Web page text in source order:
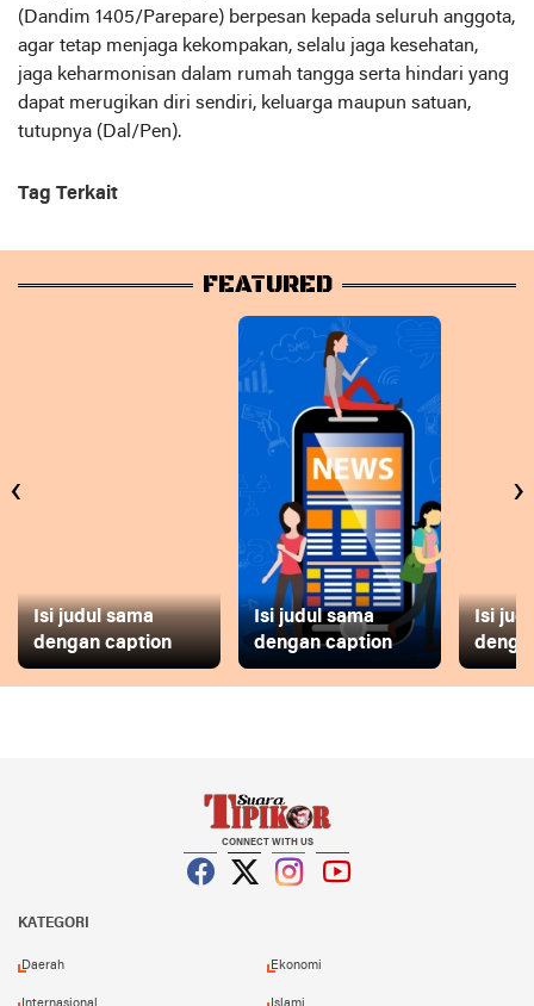
(Dandim 1405/Parepare) berpesan kepada seluruh anggota,
agar tetap menjaga kekompakan, selalu jaga kesehatan,
jaga keharmonisan dalam rumah tangga serta hindari yang
dapat merugikan diri sendiri, keluarga maupun satuan,
tutupnya (Dal/Pen).
Tag Terkait
FEATURED
Isi judul sama
dengan caption
Isi judul sama
dengan caption
Isi
‹ ›
CONNECT WITH US
KATEGORI
Daerah Ekonomi
Internasional Islami